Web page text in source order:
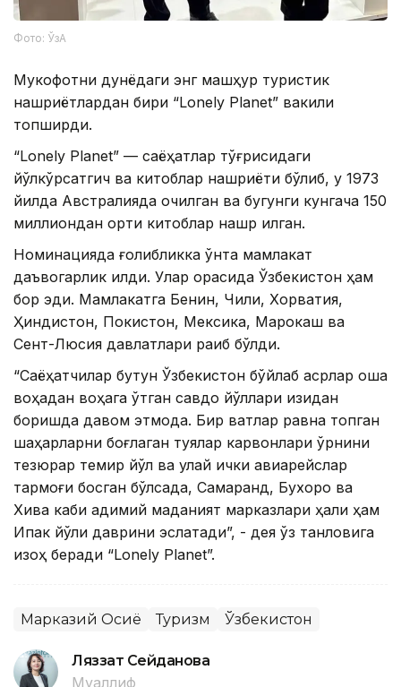
Фото: ЎзА
Мукофотни дунёдаги энг машҳур туристик
нашриётлардан бири “Lonely Planet” вакили
топширди.
“Lonely Planet” — саёҳатлар тўғрисидаги
йўлкўрсатгич ва китоблар нашриёти бўлиб, у 1973
йилда Австралияда очилган ва бугунги кунгача 150
миллиондан ортиқ китоблар нашр қилган.
Номинацияда ғолибликка ўнта мамлакат
даъвогарлик қилди. Улар орасида Ўзбекистон ҳам
бор эди. Мамлакатга Бенин, Чили, Хорватия,
Ҳиндистон, Покистон, Мексика, Марокаш ва
Сент-Люсия давлатлари рақиб бўлди.
“Саёҳатчилар бутун Ўзбекистон бўйлаб асрлар оша
воҳадан воҳага ўтган савдо йўллари изидан
боришда давом этмоқда. Бир вақтлар равнақ топган
шаҳарларни боғлаган туялар карвонлари ўрнини
тезюрар темир йўл ва қулай ички авиарейслар
тармоғи босган бўлсада, Самарқанд, Бухоро ва
Хива каби қадимий маданият марказлари ҳали ҳам
Ипак йўли даврини эслатади”, - дея ўз танловига
изоҳ беради “Lonely Planet”.
Марказий Осиё Туризм Ўзбекистон
Ляззат Сейданова
Муаллиф